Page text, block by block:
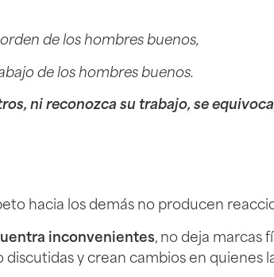
de los hombres buenos,
de los hombres buenos.
ni reconozca su trabajo, se
hacia los demás no producen
inconvenientes, no deja marcas
discutidas y crean cambios en quienes